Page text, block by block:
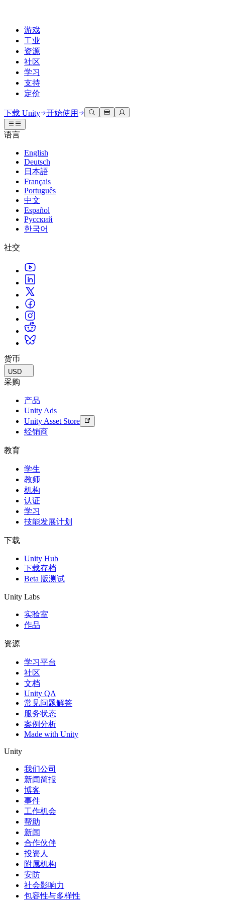
游戏
工业
资源
社区
学习
支持
定价
开发
Unity 引擎
为任何平台构建2D和3D游戏
协作
与团队协作并快速迭代
下载 Unity
计划和定价
部署
探索 Unity 支持的超过 25 个平台
常态化运营
游戏上线后的数据洞察与常态化运营
Grow
用户获取
被发现并获取移动用户
管理跨门店和D2C渠道的IAP（应用内购买）
商业化
通过 Unity 投放广告
使用案例
移动游戏
使用 Unity 打造移动端爆款游戏
独立游戏
小团队也能做出大游戏
XR 游戏
跨平台发布 XR 游戏
多人游戏
简化多人游戏开发
使用案例
3D协作
实时构建和审查3D项目
沉浸式培训
在沉浸式环境中培训
客户体验
创建互动3D体验
行业
实现运营卓越
零售
将店内体验转化为在线体验
汽车
提升创新能力和车内体验
查看所有行业
技术库
文档
官方用户手册和API参考
开发者工具
发布版本和问题跟踪器
路线图
查看即将推出的功能
技术术语库
案例分析
真实成功案例
最佳实践指南
专家提示和技巧
演示
演示、示例和构建模块
所有资源
新增功能
博客
更新、信息和技术提示
新闻
新闻、故事和新闻中心
社区中心
讨论
讨论、解决问题和连接
事件
全球和本地活动
社区故事
Made with Unity
展示Unity创作者
直播活动
Unity奖项
庆祝全球的Unity创作者
适合每个级别
Unity Learn
免费掌握Unity技能
专业培训
通过Unity培训师提升您的团队
Unity新手
准备开始
开始您的学习
你是Unity 新手？开始您的旅程
使用指南
可操作的技巧和最佳实践
教育
对于学生
开启您的职业生涯
增强您的教学
教育资助许可证
认证
证明您的Unity精通
支持选项
获取帮助
帮助您在Unity中取得成功
成功计划
通过专家支持更快实现目标
常见问题解答
常见问题解答
联系我们
下载 Unity 开始使用
语言
English
Deutsch
日本語
Français
Português
中文
Español
Русский
한국어
社交
货币
USD
采购
产品
Unity Ads
Unity Asset Store
经销商
教育
学生
教师
机构
认证
学习
技能发展计划
下载
Unity Hub
下载存档
Beta 版测试
Unity Labs
实验室
作品
资源
学习平台
社区
文档
Unity QA
常见问题解答
服务状态
案例分析
Made with Unity
Unity
我们公司
新闻简报
博客
事件
工作机会
帮助
新闻
合作伙伴
投资人
附属机构
安防
社会影响力
包容性与多样性